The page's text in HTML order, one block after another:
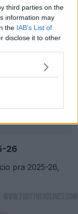
third parties on the
information may
the IAB’s List of
disclose it to other
Lançada a camisa titular do Cagliari 24-25
26
pra 2025-26,